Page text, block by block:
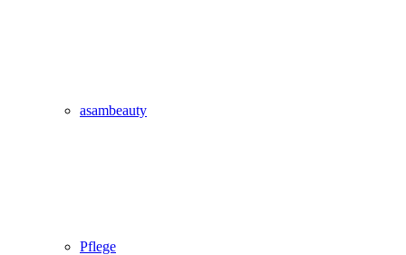
asambeauty
Pflege